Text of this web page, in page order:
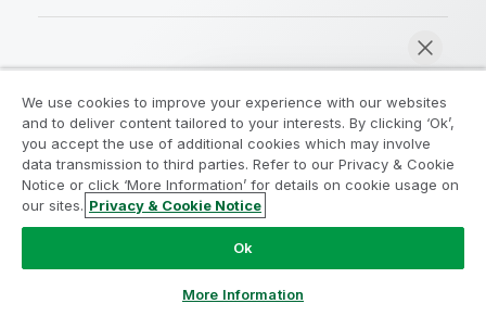
Şimdi sohbet et
Yasal sözleşmeler
Ürün Koşulları
Legal Policies
Legal Policies
Kullanım koşulları
Ticari markalar
Do Not Share My Info
Telif Hakkı © 1993-2026 QlikTech International AB. Tüm
We use cookies to improve your experience with our websites
and to deliver content tailored to your interests. By clicking ‘Ok’,
you accept the use of additional cookies which may involve
data transmission to third parties. Refer to our Privacy & Cookie
Notice or click ‘More Information’ for details on cookie usage on
our sites. Privacy & Cookie Notice
Ok
More Information